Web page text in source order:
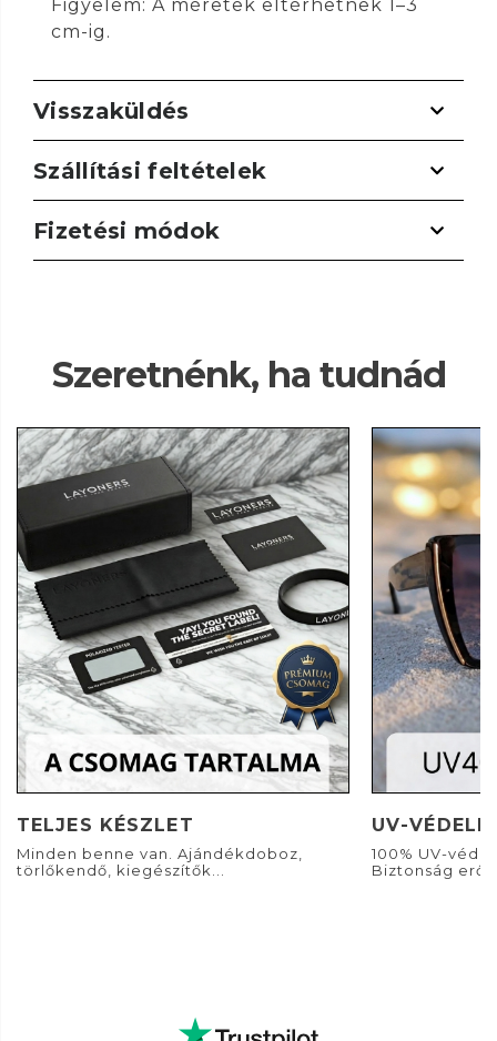
Figyelem: A méretek eltérhetnek 1–3
cm-ig.
Visszaküldés
Szállítási feltételek
Fizetési módok
Szeretnénk, ha tudnád
TELJES KÉSZLET
Minden benne van. Ajándékdoboz,
törlőkendő, kiegészítők...
UV-
100% UV-
Biztonság